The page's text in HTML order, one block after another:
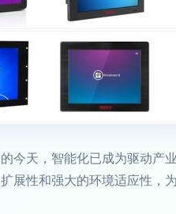
今天，智能化已成为驱动产
展性和强大的环境适应性，